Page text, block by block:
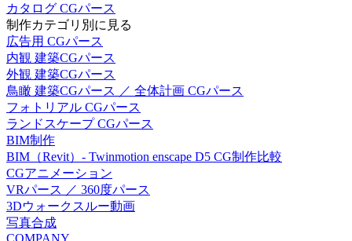
カタログ CGパース
制作カテゴリ別に見る
広告用 CGパース
内観 建築CGパース
外観 建築CGパース
鳥瞰 建築CGパース ／ 全体計画 CGパース
フォトリアル CGパース
ランドスケープ CGパース
BIM制作
BIM（Revit）- Twinmotion enscape D5 CG制作比較
CGアニメーション
VRパース ／ 360度パース
3Dウォークスルー動画
写真合成
COMPANY